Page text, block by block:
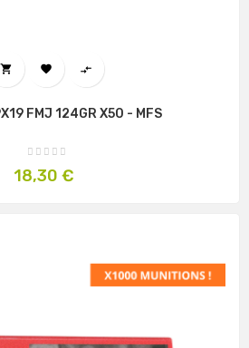
  
FMJ 124GR X50 - MFS
Prix
18,30 €